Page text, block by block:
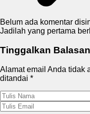
Belum ada komentar
Jadilah yang pertama
Tinggalkan Balasan
Alamat email Anda tidak
ditandai *